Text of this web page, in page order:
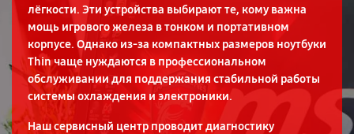
лёгкости. Эти устройства выбирают те, кому важна
мощь игрового железа в тонком и портативном
корпусе. Однако из-за компактных размеров ноутбуки
Thin чаще нуждаются в профессиональном
обслуживании для поддержания стабильной работы
системы охлаждения и электроники.
Наш сервисный центр проводит диагностику